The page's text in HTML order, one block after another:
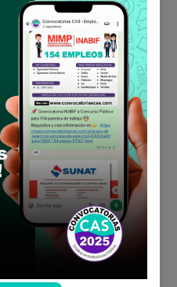
Análisis,
iniciativa y
de Empleo
Av. Salaverry 655,
- Jesús María
07 de julio de 2025
Virtual en el
AQUÍ
09:00 a las 17:00
completa,